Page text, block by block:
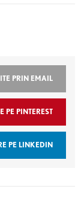
PRIN EMAIL
PE PINTEREST
PE LINKEDIN